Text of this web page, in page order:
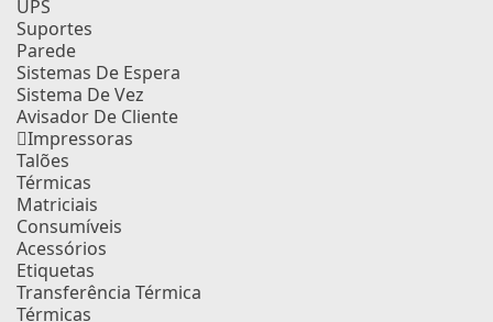
UPS
Suportes
Parede
Sistemas De Espera
Sistema De Vez
Avisador De Cliente
Impressoras
Talões
Térmicas
Matriciais
Consumíveis
Acessórios
Etiquetas
Transferência Térmica
Térmicas